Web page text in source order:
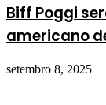
Biff Poggi
americano
setembro 8, 2025